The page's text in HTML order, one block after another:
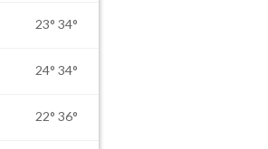
23° 34°
24° 34°
22° 36°